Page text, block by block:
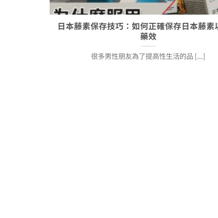
日本藤素保存技巧：如何正確保存日本藤素
藥效
很多男性朋友為了提高性生活的品 [...]